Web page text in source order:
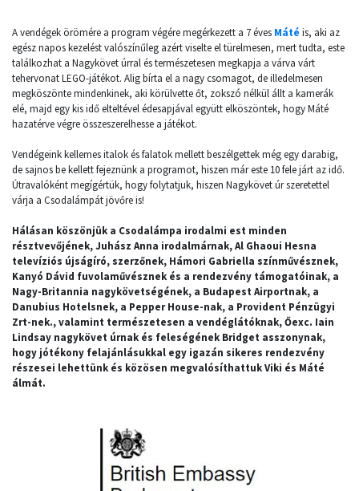
A vendégek örömére a program végére megérkezett a 7 éves Máté is, aki az
egész napos kezelést valószínűleg azért viselte el türelmesen, mert tudta, este
találkozhat a Nagykövet úrral és természetesen megkapja a várva várt
tehervonat LEGO-játékot. Alig bírta el a nagy csomagot, de illedelmesen
megköszönte mindenkinek, aki körülvette őt, zokszó nélkül állt a kamerák
elé, majd egy kis idő elteltével édesapjával együtt elköszöntek, hogy Máté
hazatérve végre összeszerelhesse a játékot.
Vendégeink kellemes italok és falatok mellett beszélgettek még egy darabig,
de sajnos be kellett fejeznünk a programot, hiszen már este 10 fele járt az idő.
Útravalóként megígértük, hogy folytatjuk, hiszen Nagykövet úr szeretettel
várja a Csodalámpát jövőre is!
Hálásan köszönjük a Csodalámpa irodalmi est minden
résztvevőjének, Juhász Anna irodalmárnak, Al Ghaoui Hesna
televíziós újságíró, szerzőnek, Hámori Gabriella színművésznek,
Kanyó Dávid fuvolaművésznek és a rendezvény támogatóinak, a
Nagy-Britannia nagykövetségének, a Budapest Airportnak, a
Danubius Hotelsnek, a Pepper House-nak, a Provident Pénzügyi
Zrt-nek., valamint természetesen a vendéglátóknak, Őexc. Iain
Lindsay nagykövet úrnak és feleségének Bridget asszonynak,
hogy jótékony felajánlásukkal egy igazán sikeres rendezvény
részesei lehettünk és közösen megvalósíthattuk Viki és Máté
álmát.